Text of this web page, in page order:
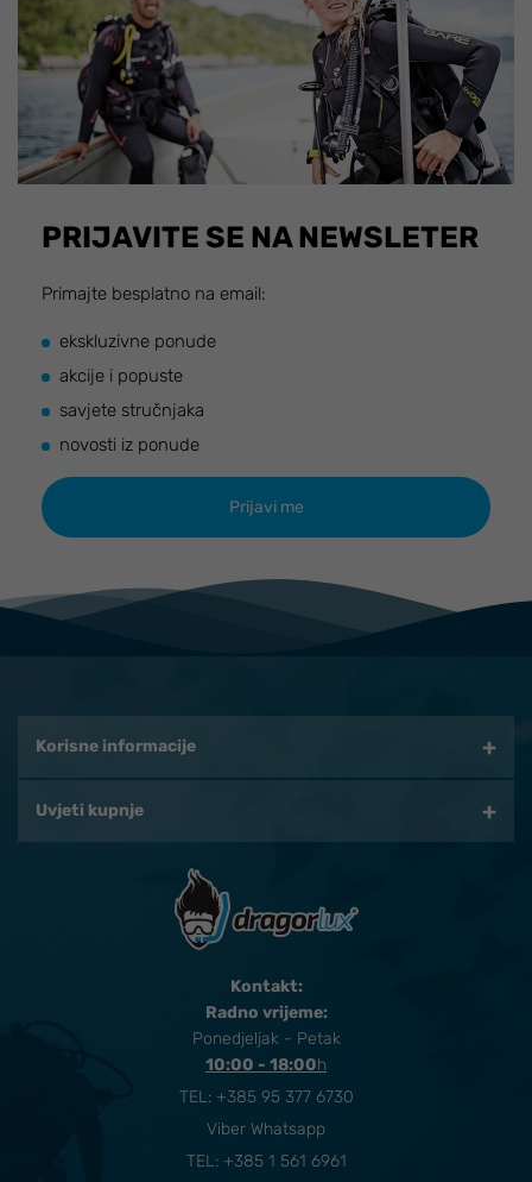
PRIJAVITE SE NA NEWSLETER
Primajte besplatno na email:
ekskluzivne ponude
akcije i popuste
savjete stručnjaka
novosti iz ponude
Korisne informacije
Uvjeti kupnje
Kontakt:
Radno vrijeme:
Ponedjeljak - Petak
10:00 - 18:00​h
TEL: +385 95 377 6730
Viber Whatsapp
TEL: +385 1 561 6961